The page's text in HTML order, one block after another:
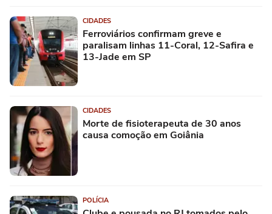
CIDADES
Ferroviários confirmam greve e
paralisam linhas 11-Coral, 12-Safira e
13-Jade em SP
CIDADES
Morte de fisioterapeuta de 30 anos
causa comoção em Goiânia
POLÍCIA